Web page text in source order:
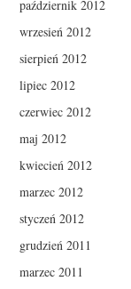
październik 2012
wrzesień 2012
sierpień 2012
lipiec 2012
czerwiec 2012
maj 2012
kwiecień 2012
marzec 2012
styczeń 2012
grudzień 2011
marzec 2011